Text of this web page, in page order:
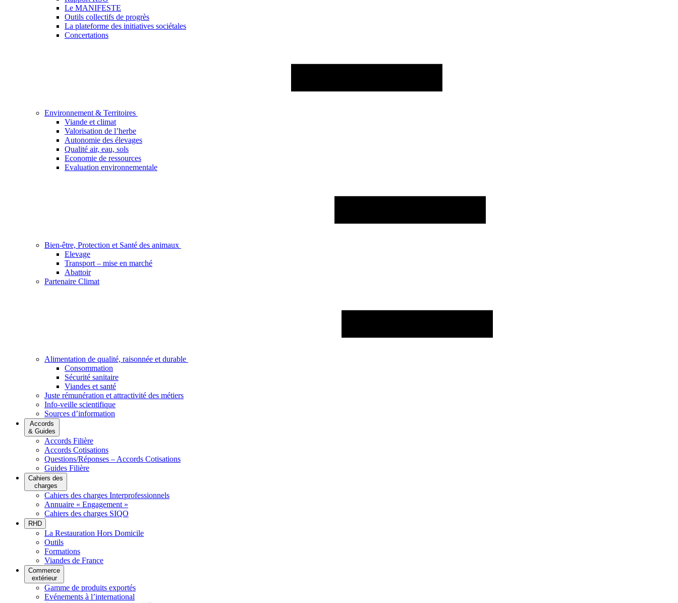
Le MANIFESTE
Outils collectifs de progrès
La plateforme des initiatives sociétales
Concertations
Environnement & Territoires
Viande et climat
Valorisation de l’herbe
Autonomie des élevages
Qualité air, eau, sols
Economie de ressources
Evaluation environnementale
Bien-être, Protection et Santé des animaux
Elevage
Transport – mise en marché
Abattoir
Partenaire Climat
Alimentation de qualité, raisonnée et durable
Consommation
Sécurité sanitaire
Viandes et santé
Juste rémunération et attractivité des métiers
Info-veille scientifique
Sources d’information
Accords
& Guides
Accords Filière
Accords Cotisations
Questions/Réponses – Accords Cotisations
Guides Filière
Cahiers des
charges
Cahiers des charges Interprofessionnels
Annuaire « Engagement »
Cahiers des charges SIQO
RHD
La Restauration Hors Domicile
Outils
Formations
Viandes de France
Commerce
extérieur
Gamme de produits exportés
Evénements à l’international